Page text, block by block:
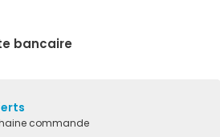
bancaire
commande